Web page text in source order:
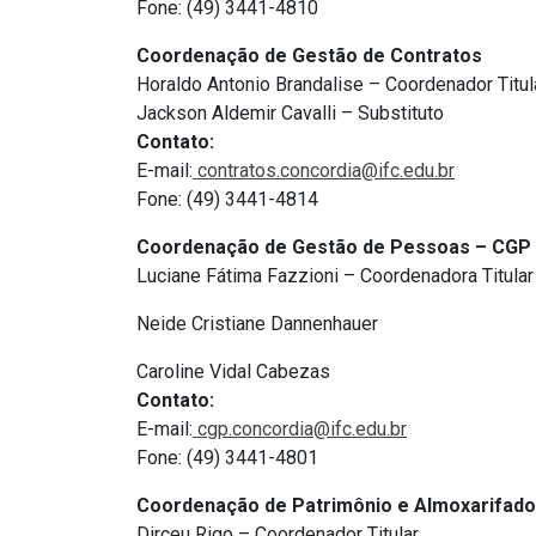
Fone: (49) 3441-4810
Coordenação de Gestão de Contratos
Horaldo Antonio Brandalise – Coordenador
Jackson Aldemir Cavalli – Substituto
Contato:
E-mail: contratos.concordia@ifc.edu.br
Fone: (49) 3441-4814
Coordenação de Gestão de Pessoas – CGP
Luciane Fátima Fazzioni – Coordenadora Titular
Neide Cristiane Dannenhauer
Caroline Vidal Cabezas
Contato:
E-mail: cgp.concordia@ifc.edu.br
Fone: (49) 3441-4801
Coordenação de Patrimônio e Almoxarifado